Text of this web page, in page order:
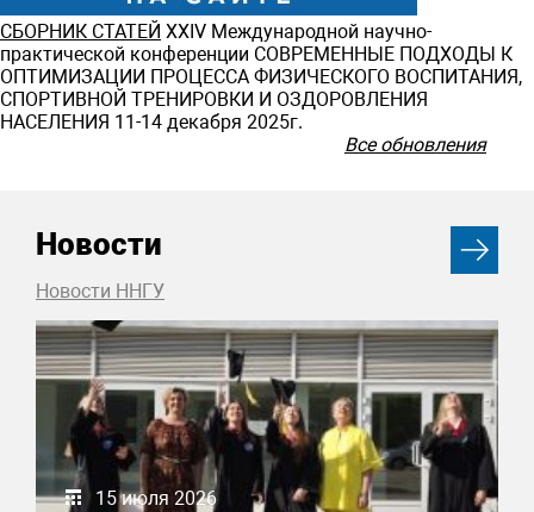
СБОРНИК СТАТЕЙ ХXIV Международной научно-
практической конференции СОВРЕМЕННЫЕ ПОДХОДЫ К
ОПТИМИЗАЦИИ ПРОЦЕССА ФИЗИЧЕСКОГО ВОСПИТАНИЯ,
СПОРТИВНОЙ ТРЕНИРОВКИ И ОЗДОРОВЛЕНИЯ
НАСЕЛЕНИЯ 11-14 декабря 2025г.
Все обновления
Новости
Новости ННГУ
15 июля 2026